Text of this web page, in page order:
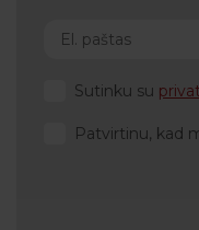
Sutinku su
Patvirtinu, kad